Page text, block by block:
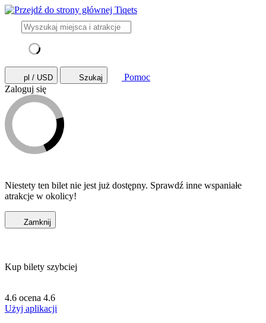
pl / USD Szukaj
Pomoc
Zaloguj się
Niestety ten bilet nie jest już dostępny. Sprawdź inne wspaniałe
atrakcje w okolicy!
Zamknij
Kup bilety szybciej
4.6 ocena 4.6
Użyj aplikacji